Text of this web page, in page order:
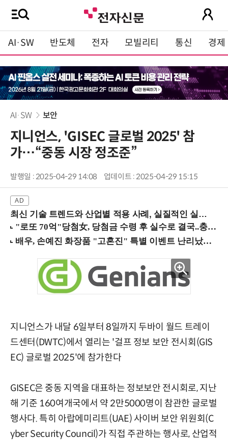
AI·SW 반도체 전자 모빌리티 통신 경제
AI·SW 보안
지니언스, 'GISEC 글로벌 2025' 참
가…“중동 시장 정조준”
발행일 : 2025-04-29 14:08 업데이트 : 2025-04-29 15:15
최신 기술 트렌드와 산업별 적용 사례, 실질적인 실행 전략을 공유 (9/18 양재역)
지니언스가 내달 6일부터 8일까지 두바이 월드 트레이
드센터(DWTC)에서 열리는 '걸프 정보 보안 전시회(GIS
EC) 글로벌 2025'에 참가한다
GISEC은 중동 지역을 대표하는 정보보안 전시회로, 지난
해 기준 160여개국에서 약 2만5000명이 참관한 글로벌
행사다. 특히 아랍에미리트(UAE) 사이버 보안 위원회(C
yber Security Council)가 직접 주관하는 행사로, 산업적